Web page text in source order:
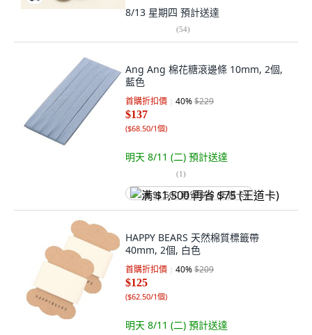
8/13 星期四 預計送達
(54)
Ang Ang 棉花糖滾邊條 10mm, 2個,
藍色
首購折扣價 40%$229
$137
($68.50/1個)
明天 8/11 (二) 預計送達
(1)
满 $1,500 再省 $75 (王道卡)
HAPPY BEARS 天然棉質標籤帶
40mm, 2個, 白色
首購折扣價 40%$209
$125
($62.50/1個)
明天 8/11 (二) 預計送達